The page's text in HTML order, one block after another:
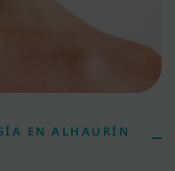
EN ALHAURÍN